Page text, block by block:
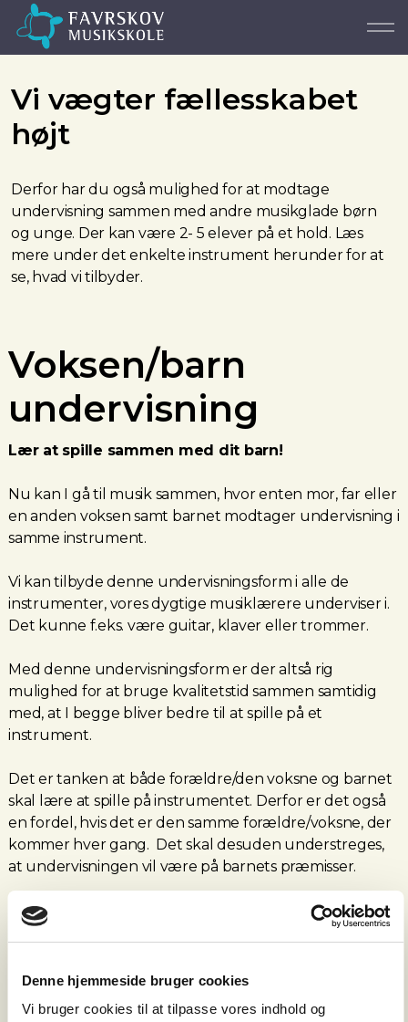
Denne hjemmeside bruger cookies
Vi bruger cookies til at tilpasse vores indhold og
Vi vægter fællesskabet
højt
Derfor har du også mulighed for at modtage
undervisning sammen med andre musikglade børn
og unge. Der kan være 2- 5 elever på et hold. Læs
mere under det enkelte instrument herunder for at
se, hvad vi tilbyder.
Voksen/barn
undervisning
Lær at spille sammen med dit barn!
Nu kan I gå til musik sammen, hvor enten mor, far eller
en anden voksen samt barnet modtager undervisning i
samme instrument.
Vi kan tilbyde denne undervisningsform i alle de
instrumenter, vores dygtige musiklærere underviser i.
Det kunne f.eks. være guitar, klaver eller trommer.
Med denne undervisningsform er der altså rig
mulighed for at bruge kvalitetstid sammen samtidig
med, at I begge bliver bedre til at spille på et
instrument.
Det er tanken at både forældre/den voksne og barnet
skal lære at spille på instrumentet. Derfor er det også
en fordel, hvis det er den samme forældre/voksne, der
kommer hver gang. Det skal desuden understreges,
at undervisningen vil være på barnets præmisser.